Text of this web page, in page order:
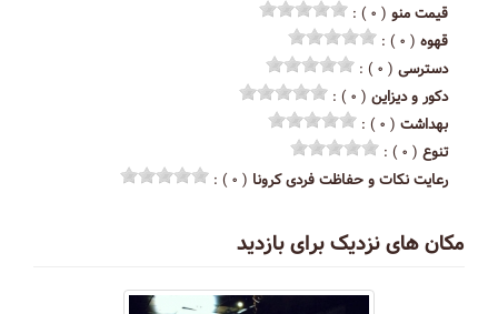
قیمت منو ( ۰ ) :
قهوه ( ۰ ) :
دسترسی ( ۰ ) :
دکور و دیزاین ( ۰ ) :
بهداشت ( ۰ ) :
تنوع ( ۰ ) :
رعایت نکات و حفاظت فردی کرونا ( ۰ ) :
مکان های نزدیک برای بازدید